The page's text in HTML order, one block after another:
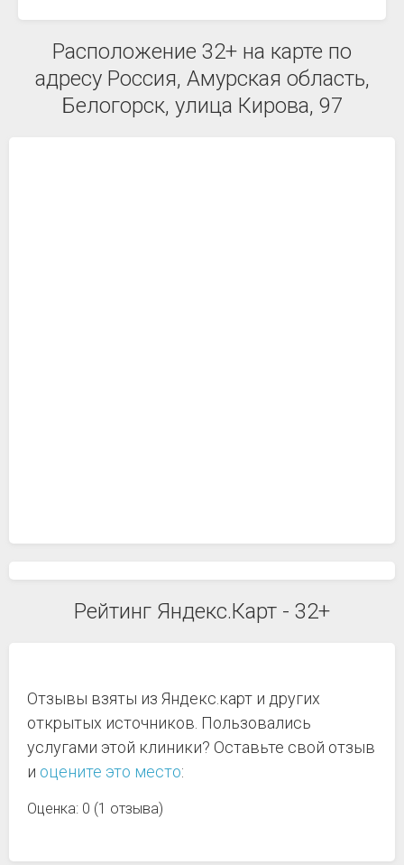
Расположение 32+ на карте по
адресу Россия, Амурская область,
Белогорск, улица Кирова, 97
Рейтинг Яндекс.Карт - 32+
Отзывы взяты из Яндекс.карт и других
открытых источников. Пользовались
услугами этой клиники? Оставьте свой отзыв
и оцените это место:
Оценка: 0 (1 отзыва)